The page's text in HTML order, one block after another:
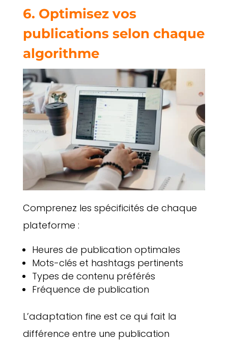
6. Optimisez vos
publications selon chaque
algorithme
Comprenez les spécificités de chaque
plateforme :
Heures de publication optimales
Mots-clés et hashtags pertinents
Types de contenu préférés
Fréquence de publication
L’adaptation fine est ce qui fait la
différence entre une publication